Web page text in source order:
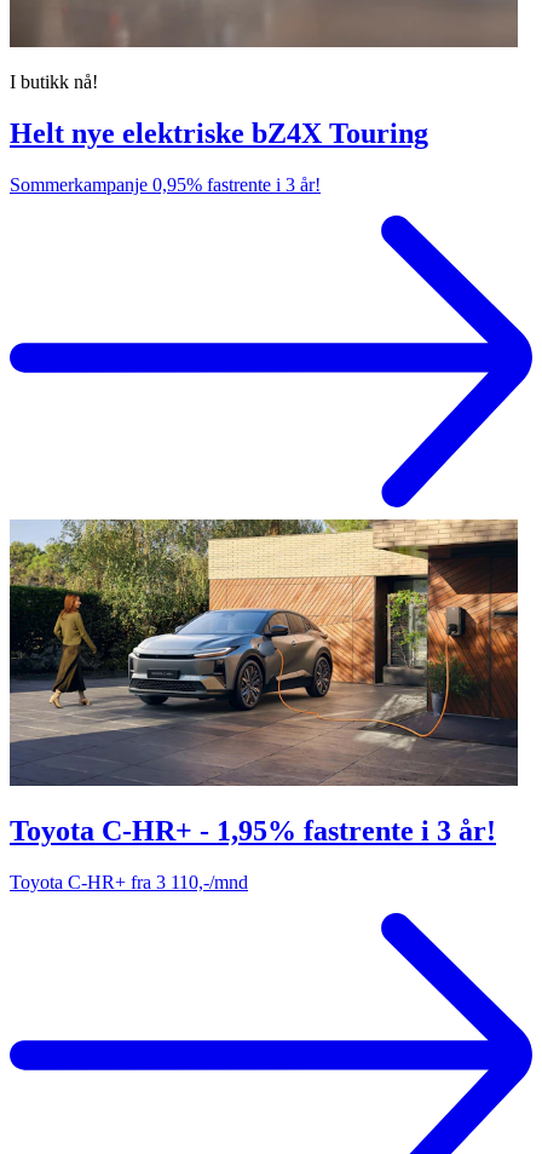
I butikk nå!
Helt nye elektriske bZ4X Touring
Sommerkampanje 0,95% fastrente i 3 år!
Toyota C-HR+ - 1,95% fastrente i 3 år!
Toyota C-HR+ fra 3 110,-/mnd